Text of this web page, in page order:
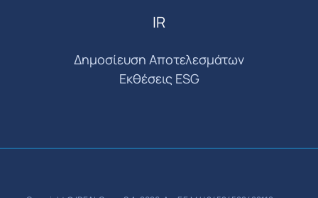
IR
Δημοσίευση Αποτελεσμάτων
Εκθέσεις ESG